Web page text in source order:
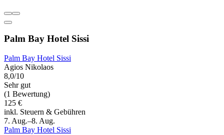
Palm Bay Hotel Sissi
Palm Bay Hotel Sissi
Agios Nikolaos
8,0/10
Sehr gut
(1 Bewertung)
125 €
inkl. Steuern & Gebühren
7. Aug.–8. Aug.
Palm Bay Hotel Sissi